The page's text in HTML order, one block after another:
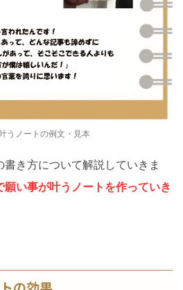
うノートの例文・見本
き方について解説していきま
い事が叶うノートを作っていき